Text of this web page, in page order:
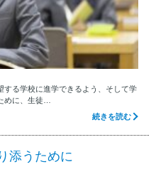
る学校に進学できるよう、そして学
めに、生徒…
続きを読む
添うために